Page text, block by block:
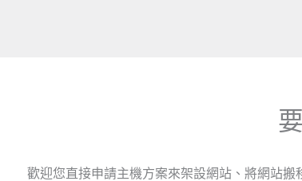
歡迎您直接申請主機方案來架設網站、將網站